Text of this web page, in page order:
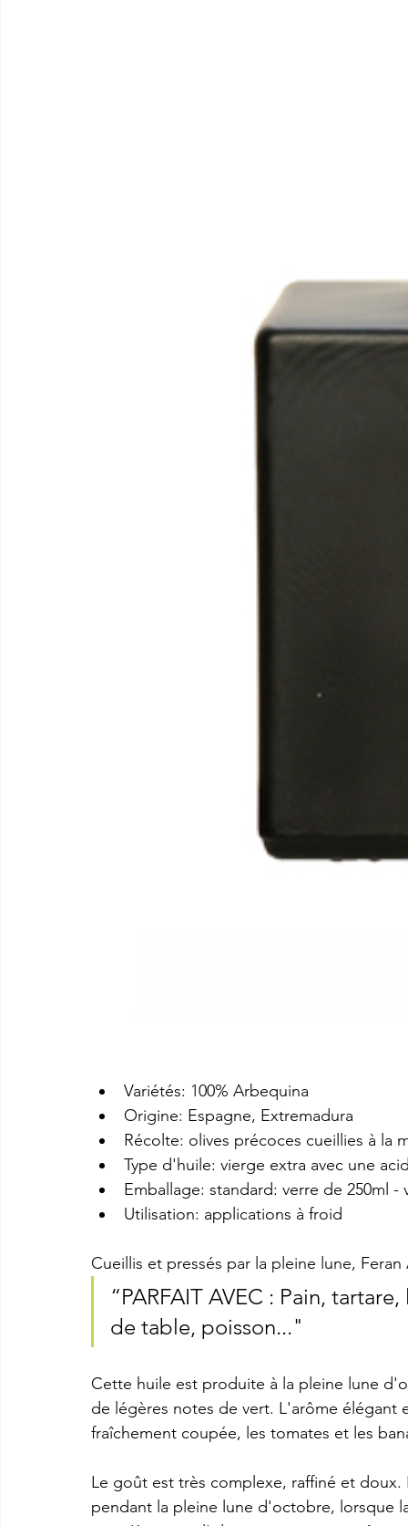
Variétés: 100% Arbequina
Origine: Espagne, Extremadura
Récolte: olives précoces cueillies à la
Type d'huile: vierge extra avec une
Emballage: standard: verre de 250ml -
Utilisation: applications à froid
Cueillis et pressés par la pleine lune,
“PARFAIT AVEC : Pain,
de table, poisson..."
Cette huile est produite à la pleine lune
de légères notes de vert. L'arôme
fraîchement coupée, les tomates et les
Le goût est très complexe, raffiné et
pendant la pleine lune d'octobre, lorsque